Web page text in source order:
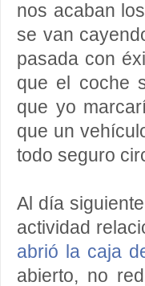
nos acaban
se van
pasada con
que el coche
que yo
que un
todo seguro
Al día
actividad
abrió la caja
abierto, no